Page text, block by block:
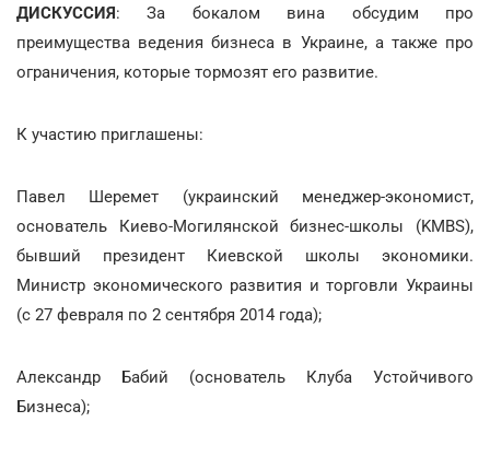
ДИСКУССИЯ: За бокалом вина обсудим про
преимущества ведения бизнеса в Украине, а также про
ограничения, которые тормозят его развитие.
К участию приглашены:
Павел Шеремет (украинский менеджер-экономист,
основатель Киево-Могилянской бизнес-школы (KMBS),
бывший президент Киевской школы экономики.
Министр экономического развития и торговли Украины
(с 27 февраля по 2 сентября 2014 года);
Александр Бабий (основатель Клуба Устойчивого
Бизнеса);